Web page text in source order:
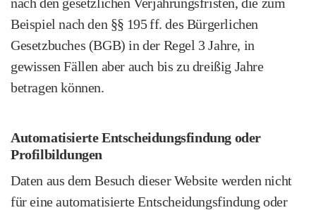
Beispiel nach den §§ 195 ff. des Bürgerlichen
Gesetzbuches (BGB) in der Regel 3 Jahre, in
gewissen Fällen aber auch bis zu dreißig Jahre
betragen können.
Automatisierte Entscheidungsfindung oder
Profilbildungen
Daten aus dem Besuch dieser Website werden nicht
für eine automatisierte Entscheidungs­findung oder